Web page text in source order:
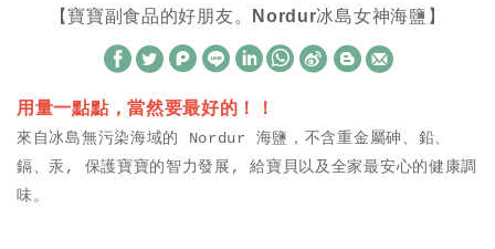
【寶寶副食品的好朋友。Nordur冰島女神海鹽】
h
a
i
n
用量一點點，當然要最好的！！
來自冰島無污染海域的 Nordur 海鹽， 不含重金屬砷、鉛、
鎘、汞, 保護寶寶的智力發展,給寶貝以及全家最安心的健康調
味。